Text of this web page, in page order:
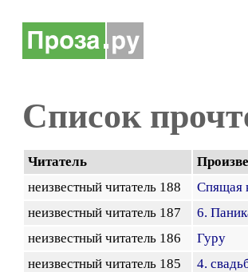
Список
Читатель
неизвестный читатель 188
Спящая
неизвестный читатель 187
6.
неизвестный читатель 186
Гуру
неизвестный читатель 185
4.